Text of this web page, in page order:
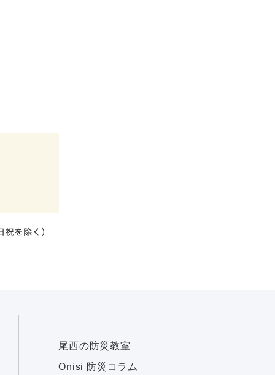
尾西の防災教室
Onisi 防災コラム